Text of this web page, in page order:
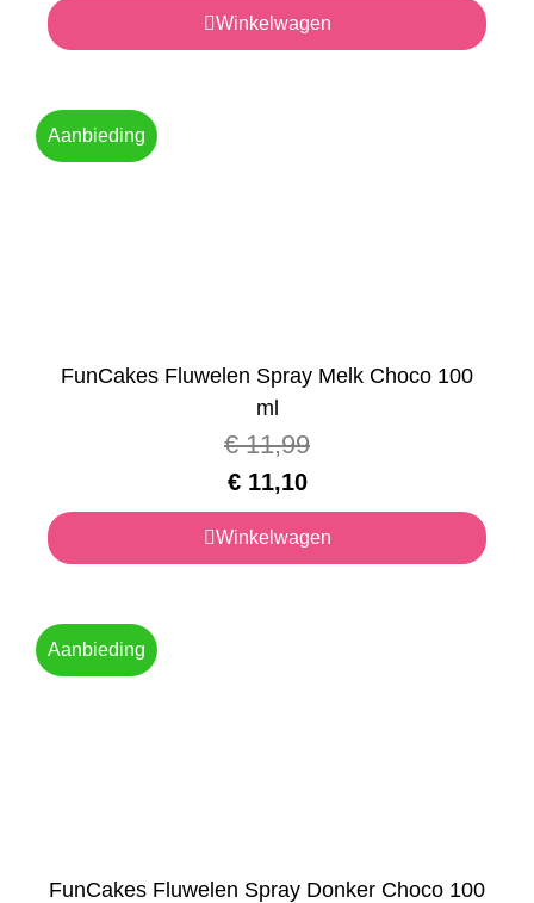
Winkelwagen
Aanbieding
FunCakes Fluwelen Spray Melk Choco 100
ml
€11,99
€11,10
Winkelwagen
Aanbieding
FunCakes Fluwelen Spray Donker Choco 100